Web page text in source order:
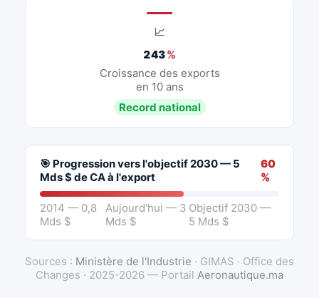
📈
243%
Croissance des exports
en 10 ans
Record national
🎯 Progression vers l'objectif 2030 — 5
Mds $ de CA à l'export
60
%
2014 — 0,8
Mds $
Aujourd'hui — 3
Mds $
Objectif 2030 —
5 Mds $
Sources : Ministère de l'Industrie · GIMAS · Office des
Changes · 2025-2026 — Portail Aeronautique.ma